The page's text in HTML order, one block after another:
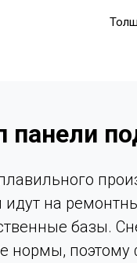
панели
на
базы.
нормы,